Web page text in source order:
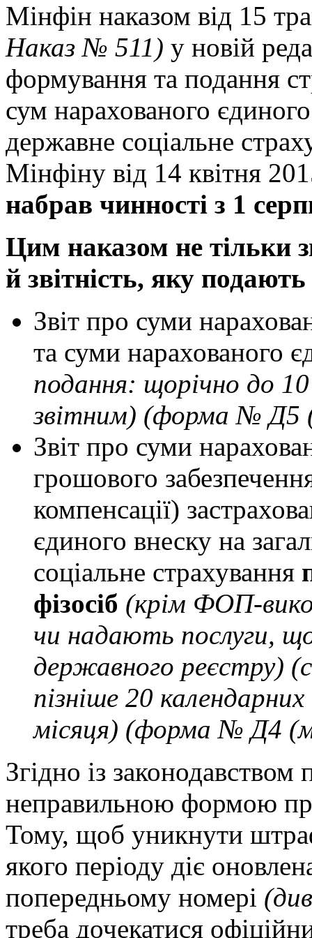
Мінфін наказом від 15
Наказ № 511) у новій
формування та подання
сум нарахованого
державне соціальне
Мінфіну від 14 квітня
набрав чинності з 1
Цим наказом не тільки
й звітність, яку
Звіт про суми
та суми нарахованого
подання: щорічно до
звітним) (форма № Д5
Звіт про суми
грошового
компенсації)
єдиного внеску на
соціальне страхування
фізосіб (крім ФОП-
чи надають послуги,
державного реєстру)
пізніше 20 календарних
місяця) (форма № Д4
Згідно із законодавством
неправильною формою
Тому, щоб уникнути
якого періоду діє
попередньому номері
треба дочекатися